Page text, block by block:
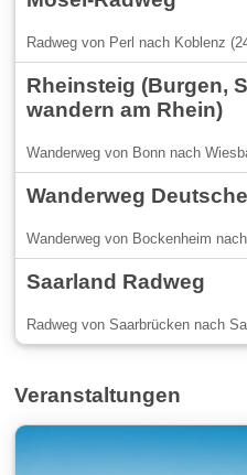
Radweg von Perl nach Koblenz
Rheinsteig (Burgen,
wandern am Rhein)
Wanderweg von Bonn nach
Wanderweg
Wanderweg von Bockenheim
Saarland Radweg
Radweg von Saarbrücken nach
Veranstaltungen